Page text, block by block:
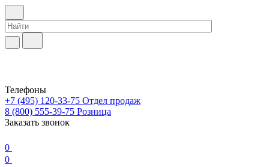
Телефоны
+7 (495) 120-33-75 Отдел продаж
8 (800) 555-39-75 Розница
Заказать звонок
0
0